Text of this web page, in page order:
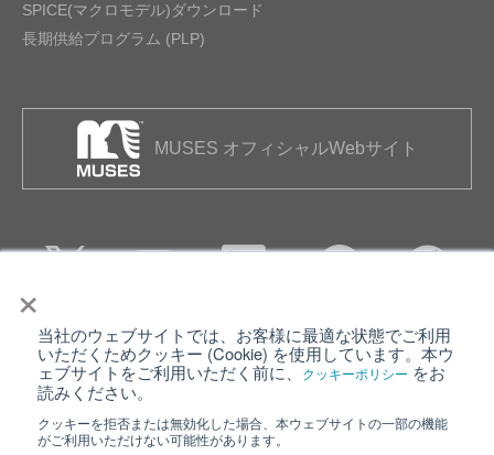
×
当社のウェブサイトでは、お客様に最適な状態でご利用
いただくためクッキー (Cookie) を使用しています。本ウ
ェブサイトをご利用いただく前に、
クッキーポリシー をお
読みください。
クッキーを拒否または無効化した場合、本ウェブサイトの一部の機能
がご利用いただけない可能性があります。
SPICE(マクロモデル)ダウンロード
長期供給プログラム (PLP)
MUSES オフィシャルWebサイト
個人情報保護について ウェブサイト利用規約
クッキーポリシー
日清紡ホールディングス